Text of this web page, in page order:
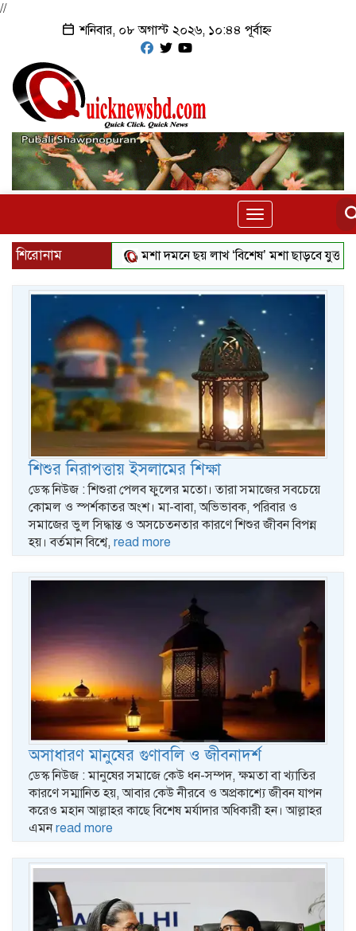
//
শনিবার, ০৮ অগাস্ট ২০২৬, ১০:৪৪ পূর্বাহ্ন
Toggle
navigation
শিরোনাম মশা দমনে ছয় লাখ ‘বিশেষ’ মশা ছাড়বে যুক্তরাষ্ট্র
শিশুর নিরাপত্তায় ইসলামের শিক্ষা
ডেস্ক নিউজ : শিশুরা পেলব ফুলের মতো। তারা সমাজের সবচেয়ে
কোমল ও স্পর্শকাতর অংশ। মা-বাবা, অভিভাবক, পরিবার ও
সমাজের ভুল সিদ্ধান্ত ও অসচেতনতার কারণে শিশুর জীবন বিপন্ন
হয়। বর্তমান বিশ্বে, read more
অসাধারণ মানুষের গুণাবলি ও জীবনাদর্শ
ডেস্ক নিউজ : মানুষের সমাজে কেউ ধন-সম্পদ, ক্ষমতা বা খ্যাতির
কারণে সম্মানিত হয়, আবার কেউ নীরবে ও অপ্রকাশ্যে জীবন যাপন
করেও মহান আল্লাহর কাছে বিশেষ মর্যাদার অধিকারী হন। আল্লাহর
এমনread more